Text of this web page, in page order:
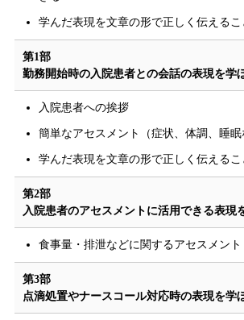
学んだ表現を文章の形で正しく伝えるこ
第1部
勤務開始時の入院患者との会話の表現を学
入院患者への挨拶
簡単なアセスメント（症状、体調、睡眠
学んだ表現を文章の形で正しく伝えるこ
第2部
入院患者のアセスメントに活用できる表現
食事量・排泄などに関するアセスメント
第3部
点滴処置やナースコール対応時の表現を学